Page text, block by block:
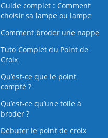
Guide complet : Comment
choisir sa lampe ou lampe
Comment broder une nappe
Tuto Complet du Point de
Croix
Qu’est-ce que le point
compté ?
Qu’est‑ce qu’une toile à
broder ?
Débuter le point de croix